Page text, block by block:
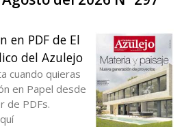
en PDF de El
del Azulejo
cuando quieras
en Papel desde
de PDFs.